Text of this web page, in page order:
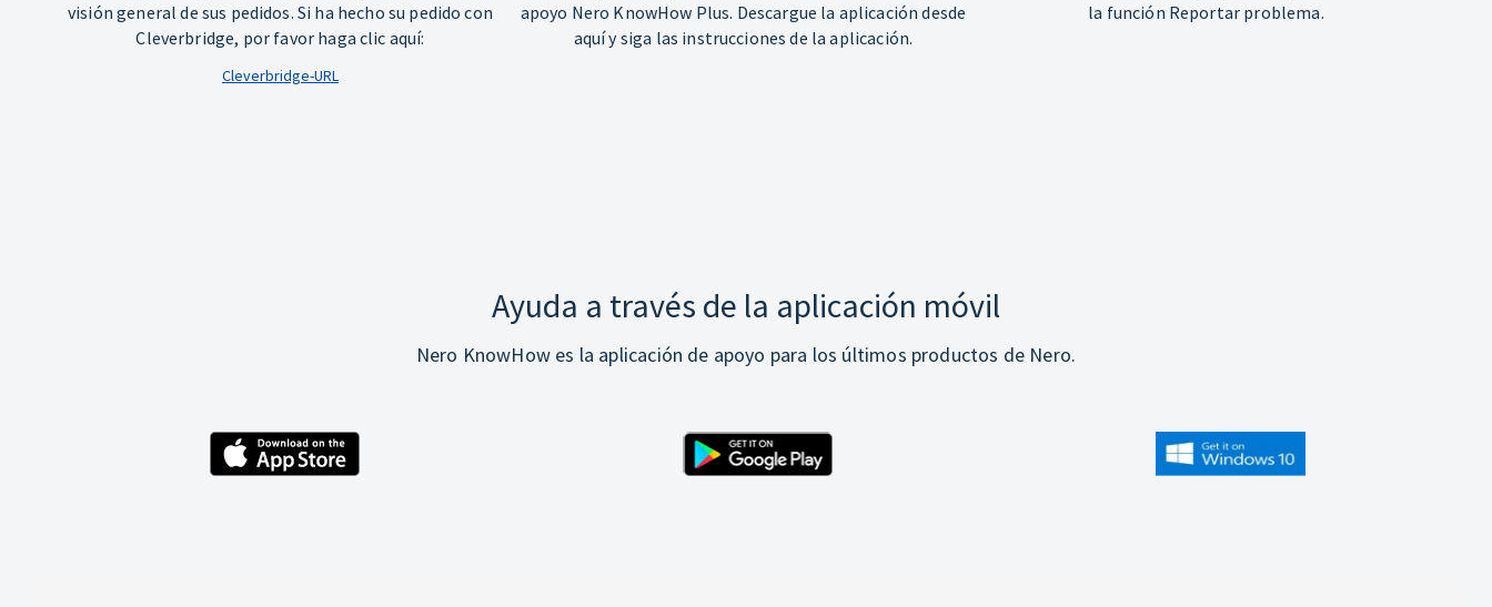
visión general de sus pedidos. Si ha hecho su pedido con
Cleverbridge, por favor haga clic aquí:
Cleverbridge-URL
apoyo Nero KnowHow Plus. Descargue la aplicación desde
aquí y siga las instrucciones de la aplicación.
la función Reportar problema.
Ayuda a través de la aplicación móvil
Nero KnowHow es la aplicación de apoyo para los últimos productos de Nero.